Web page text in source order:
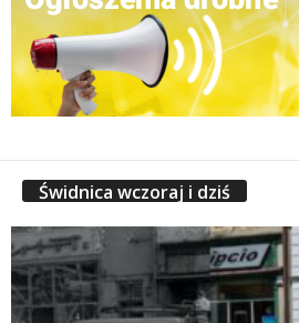
Świdnica wczoraj i dziś